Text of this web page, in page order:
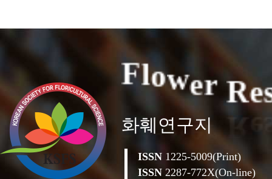
Flower Re
화훼연구지
ISSN 1225-5009(Print)
ISSN 2287-772X(On-line)